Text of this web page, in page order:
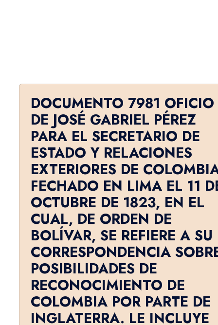
DOCUMENTO 7981 OFICIO
DE JOSÉ GABRIEL PÉREZ
PARA EL SECRETARIO DE
ESTADO Y RELACIONES
EXTERIORES DE
FECHADO EN LIMA EL 11
OCTUBRE DE 1823, EN EL
CUAL, DE ORDEN DE
BOLÍVAR, SE REFIERE A SU
CORRESPONDENCIA
POSIBILIDADES DE
RECONOCIMIENTO DE
COLOMBIA POR PARTE DE
INGLATERRA. LE INCLUYE